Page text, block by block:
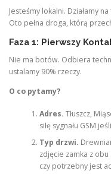
Jesteśmy lokalni. Działamy
Oto pełna droga, którą
Faza 1: Pierwszy
Nie ma botów. Odbiera
ustalamy 90% rzeczy.
O co pytamy?
Adres. Tłuszcz,
siłę sygnału GSM
Typ drzwi.
zdjęcie zamka z
czy potrzebny jest